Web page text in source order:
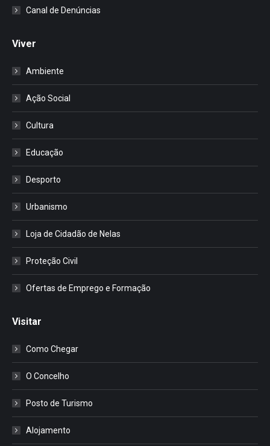
Canal de Denúncias
Viver
Ambiente
Ação Social
Cultura
Educação
Desporto
Urbanismo
Loja de Cidadão de Nelas
Proteção Civil
Ofertas de Emprego e Formação
Visitar
Como Chegar
O Concelho
Posto de Turismo
Alojamento